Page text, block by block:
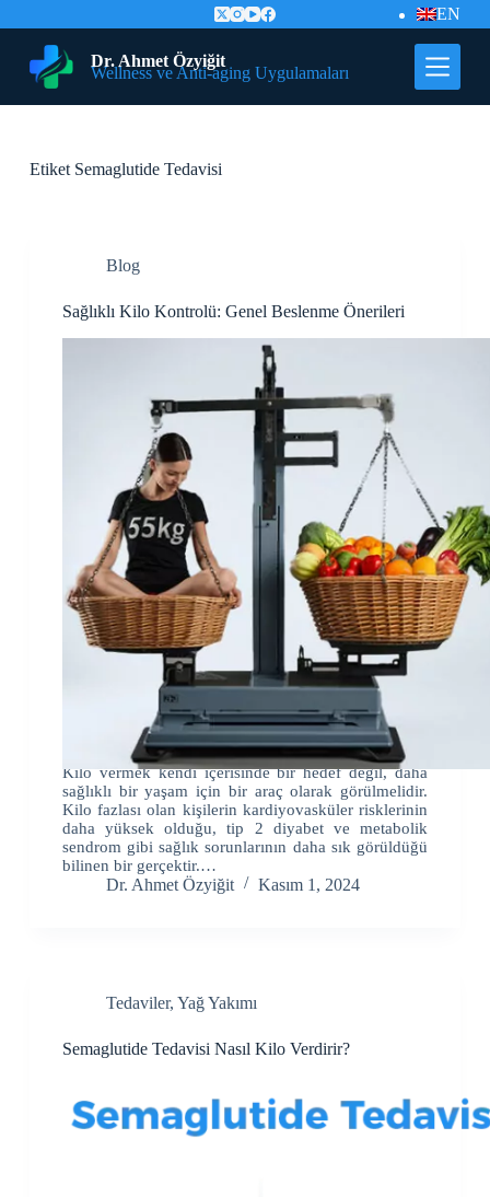
EN
Dr. Ahmet Özyiğit
Wellness ve Anti-aging Uygulamaları
EtiketSemaglutide Tedavisi
Blog
Sağlıklı Kilo Kontrolü: Genel Beslenme Önerileri
Kilo vermek kendi içerisinde bir hedef değil, daha
sağlıklı bir yaşam için bir araç olarak görülmelidir.
Kilo fazlası olan kişilerin kardiyovasküler risklerinin
daha yüksek olduğu, tip 2 diyabet ve metabolik
sendrom gibi sağlık sorunlarının daha sık görüldüğü
bilinen bir gerçektir.…
Dr. Ahmet Özyiğit Kasım 1, 2024
Tedaviler, Yağ Yakımı
Semaglutide Tedavisi Nasıl Kilo Verdirir?